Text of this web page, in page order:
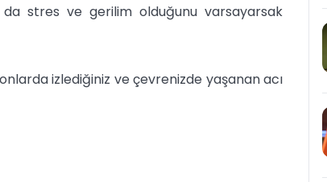
da stres ve gerilim olduğunu varsayarsak
izlediğiniz ve çevrenizde yaşanan acı